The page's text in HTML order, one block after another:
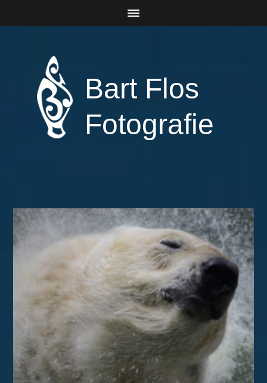
Bart Flos
Fotografie